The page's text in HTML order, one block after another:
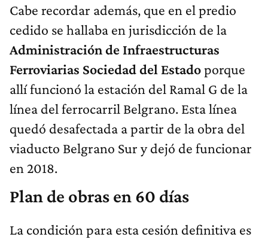
Cabe recordar además, que en el predio
cedido se hallaba en jurisdicción de la
Administración de Infraestructuras
Ferroviarias Sociedad del Estadoporque
allí funcionó la estación del Ramal G de la
línea del ferrocarril Belgrano. Esta línea
quedó desafectada a partir de la obra del
viaducto Belgrano Sur y dejó de funcionar
en 2018.
Plan de obras en 60 días
La condición para esta cesión definitiva es